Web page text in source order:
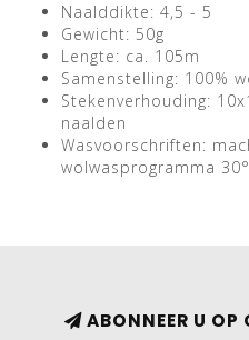
Naalddikte: 4,5 - 5
Gewicht: 50g
Lengte: ca. 105m
Samenstelling: 100%
Stekenverhouding:
naalden
Wasvoorschriften:
wolwasprogramma 30°
ABONNEER U OP